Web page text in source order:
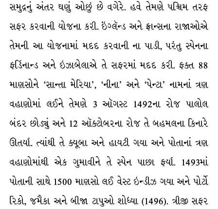
સમુદ્રનું અંતર ઘણું ઓછું છે વગેરે. હવે તેમણે પશ્ચિમ તરફ
સફર કરવાની યોજના કરી. ઇંગ્લૅન્ડ અને ફ્રાન્સના રાજાઓએ
તેમની આ યોજનામાં મદદ કરવાની ના પાડી, પરંતુ સ્પેનના
ફર્ડિનાન્ડ અને ઇઝાબેલાએ તે સફરમાં મદદ કરી. ફક્ત 88
માણસોને ‘સાન્તા મેરિયા’, ‘નીના’ અને ‘પેન્ટા’ નામનાં ત્રણ
વહાણોમાં લઈને તેમણે 3 ઑગસ્ટ 1492ના રોજ પાલોલ
બંદર છોડ્યું અને 12 ઑક્ટોબરના રોજ તે બહમલના કિનારે
ઊતર્યા. ત્યાંથી તે ક્યૂબા અને હાયટી ગયા અને પોતાનાં ત્રણ
વહાણોમાંથી એક ગુમાવીને તે સ્પેન પાછા ફર્યા. 1493માં
પોતાની સાથે 1500 માણસો લઈ વેસ્ટ ઇન્ડીઝ ગયા અને પોર્ટો
રિકો, જમૈકા અને બીજા ટાપુઓ શોધ્યા (1496). ત્રીજી સફર